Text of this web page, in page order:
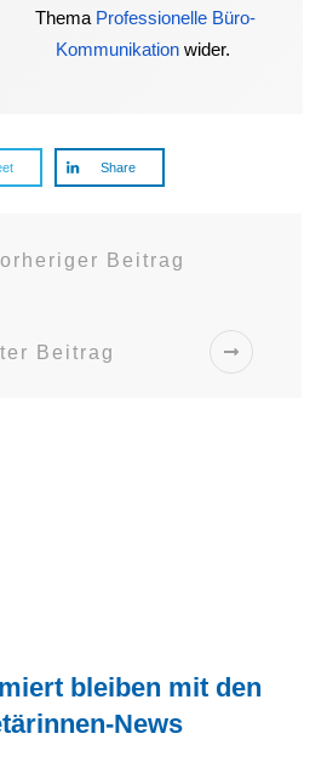
Thema Professionelle Büro-
Kommunikation wider.
Share
Beitrag
Beitrag
bleiben mit den
News